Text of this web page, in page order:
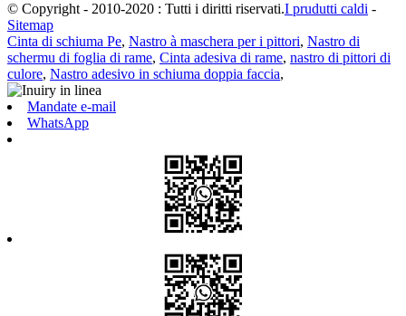
© Copyright - 2010-2020 : Tutti i diritti riservati.I prudutti caldi -
Sitemap
Cinta di schiuma Pe, Nastro à maschera per i pittori, Nastro di
schermu di foglia di rame, Cinta adesiva di rame, nastro di pittori di
culore, Nastro adesivo in schiuma doppia faccia,
Mandate e-mail
WhatsApp